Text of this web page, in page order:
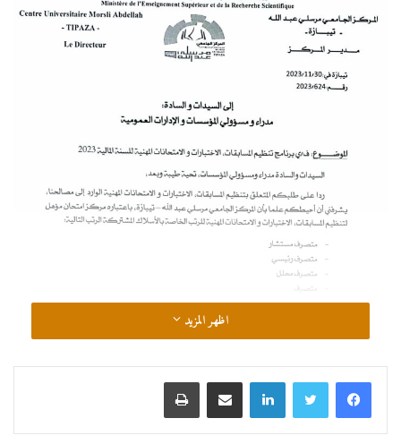
اظهر المزيد
لينكدإن مشاركة عبر البريد طباعة